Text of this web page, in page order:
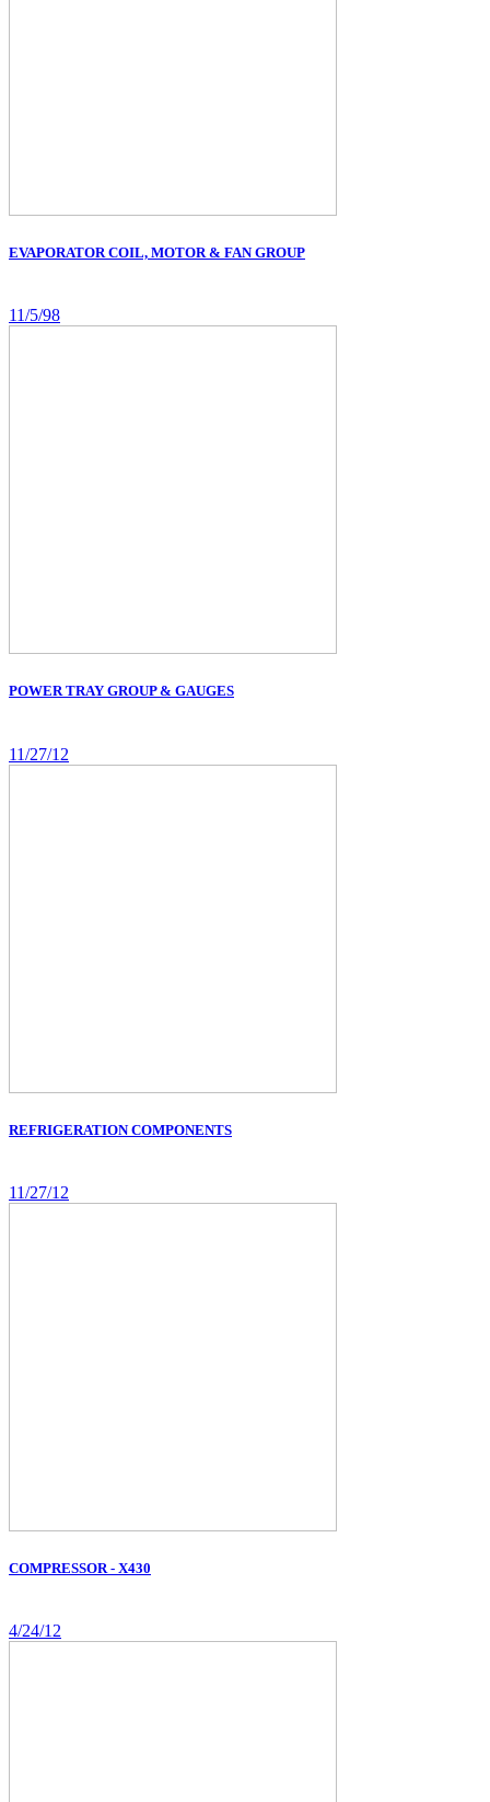
EVAPORATOR COIL, MOTOR & FAN GROUP
11/5/98
POWER TRAY GROUP & GAUGES
11/27/12
REFRIGERATION COMPONENTS
11/27/12
COMPRESSOR - X430
4/24/12